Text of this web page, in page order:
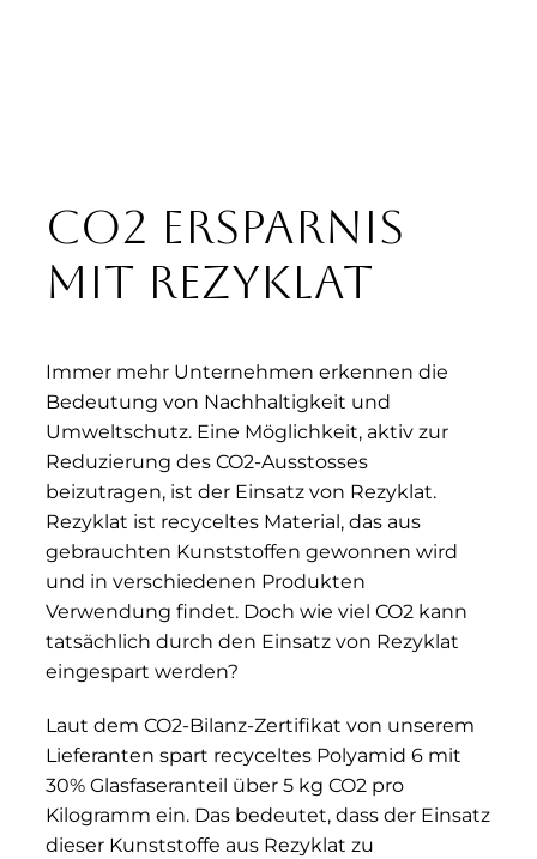
CO2 Ersparnis
mit Rezyklat
Immer mehr Unternehmen erkennen die
Bedeutung von Nachhaltigkeit und
Umweltschutz. Eine Möglichkeit, aktiv zur
Reduzierung des CO2-Ausstosses
beizutragen, ist der Einsatz von Rezyklat.
Rezyklat ist recyceltes Material, das aus
gebrauchten Kunststoffen gewonnen wird
und in verschiedenen Produkten
Verwendung findet. Doch wie viel CO2 kann
tatsächlich durch den Einsatz von Rezyklat
eingespart werden?
Laut dem CO2-Bilanz-Zertifikat von unserem
Lieferanten spart recyceltes Polyamid 6 mit
30% Glasfaseranteil über 5 kg CO2 pro
Kilogramm ein. Das bedeutet, dass der Einsatz
dieser Kunststoffe aus Rezyklat zu